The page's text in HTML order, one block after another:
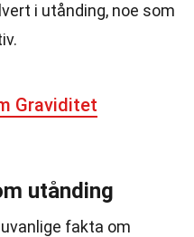
i utånding, noe som
Graviditet
utånding
fakta om